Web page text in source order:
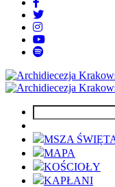
MSZA
MAPA
KOŚCIOŁY
KAPŁANI